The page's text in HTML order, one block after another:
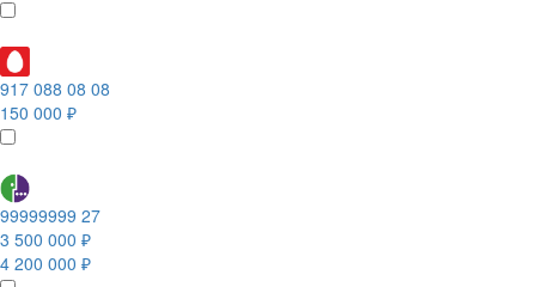
917 088 08 08
150 000 ₽
99999999 27
3 500 000 ₽
4 200 000 ₽